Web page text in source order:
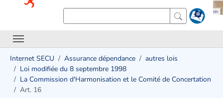
Internet SECU Assurance dépendance
autres lois
Loi modifiée du 8 septembre 1998
La Commission d'Harmonisation et le Comité de Concertation
Art. 16